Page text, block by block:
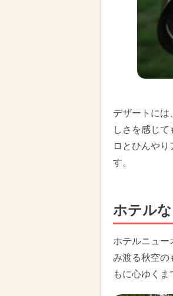
デザートには
しさを感じ
ロとひんや
す。
ホテル
ホテルニュー
み渡る秋空の
もに心ゆくま